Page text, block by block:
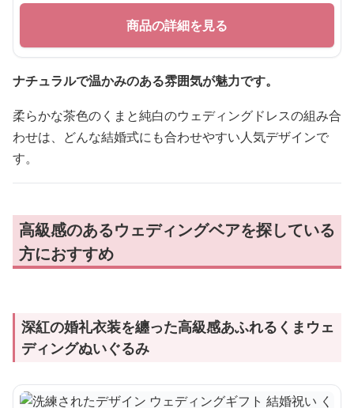
商品の詳細を見る
ナチュラルで温かみのある雰囲気が魅力です。
柔らかな茶色のくまと純白のウェディングドレスの組み合
わせは、どんな結婚式にも合わせやすい人気デザインで
す。
高級感のあるウェディングベアを探している
方におすすめ
深紅の婚礼衣装を纏った高級感あふれるくまウェ
ディングぬいぐるみ